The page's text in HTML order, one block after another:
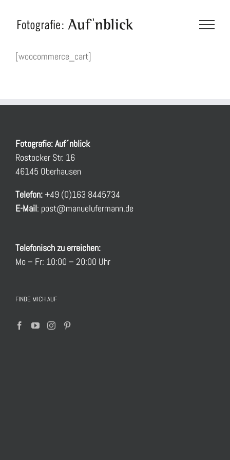
Inhalt
[woocommerce_cart]
Fotografie: Auf´nblick
Rostocker Str. 16
46145 Oberhausen
Telefon:+49 (0)163 8445734
E-Mail: post@manuelufermann.de
Telefonisch zu erreichen:
Mo – Fr: 10:00 – 20:00 Uhr
FINDE MICH AUF